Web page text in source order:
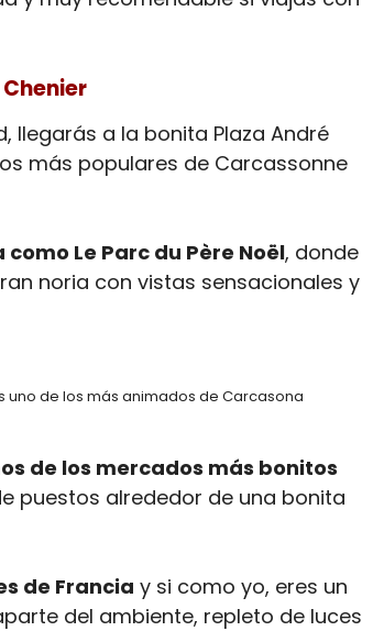
llegarás a la bonita Plaza André
más populares de Carcassonne
Le Parc du Père Noël, donde
noria con vistas sensacionales y
uno de los más animados de Carcasona
de los mercados más bonitos
puestos alrededor de una bonita
de Francia y si como yo, eres un
del ambiente, repleto de luces